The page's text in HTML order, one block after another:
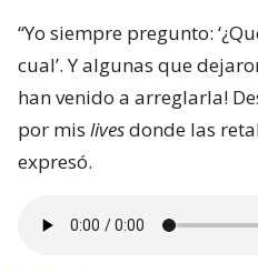
“Yo siempre pregunto:
cual’. Y algunas que
han venido a arreglarla!
por mis livesdonde las
expresó.